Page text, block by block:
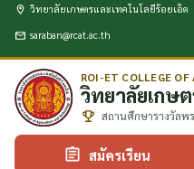
วิทยาลัยเกษตรและเทคโนโลยีร้อยเอ็ด
saraban@rcat.ac.th
ROI-ET COLLEGE OF
วิทยาลัยเกษต
สถานศึกษารางวัลพ
2557 และ 2561
สมัครเรียน